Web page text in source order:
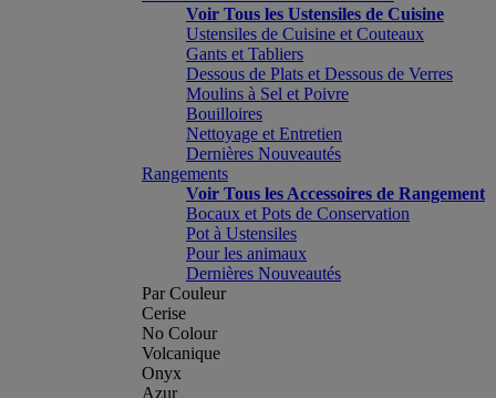
Voir Tous les Ustensiles de Cuisine
Ustensiles de Cuisine et Couteaux
Gants et Tabliers
Dessous de Plats et Dessous de Verres
Moulins à Sel et Poivre
Bouilloires
Nettoyage et Entretien
Dernières Nouveautés
Rangements
Voir Tous les Accessoires de Rangement
Bocaux et Pots de Conservation
Pot à Ustensiles
Pour les animaux
Dernières Nouveautés
Par Couleur
Cerise
No Colour
Volcanique
Onyx
Azur